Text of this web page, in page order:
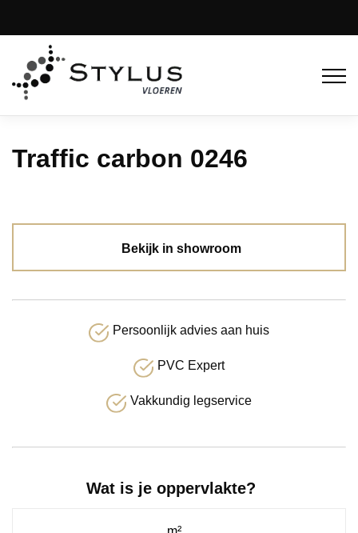
Traffic carbon 0246
Bekijk in showroom
Persoonlijk advies aan huis
PVC Expert
Vakkundig legservice
Wat is je oppervlakte?